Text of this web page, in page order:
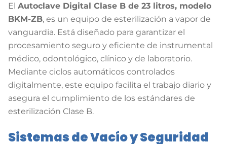
El Autoclave Digital Clase B de 23 litros, modelo
BKM-ZB, es un equipo de esterilización a vapor de
vanguardia. Está diseñado para garantizar el
procesamiento seguro y eficiente de instrumental
médico, odontológico, clínico y de laboratorio.
Mediante ciclos automáticos controlados
digitalmente, este equipo facilita el trabajo diario y
asegura el cumplimiento de los estándares de
esterilización Clase B.
Sistemas de Vacío y Seguridad